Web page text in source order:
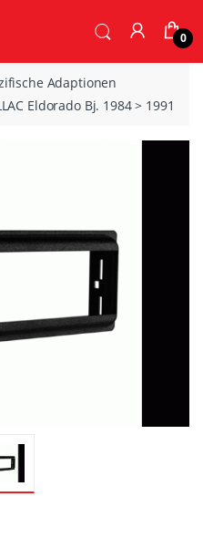
0
Adaptionen
Eldorado Bj. 1984 > 1991